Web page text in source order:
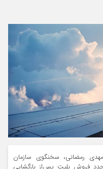
رمضانی، سخنگوی سازمان
فروش بلیت پس‌از بازگشایی